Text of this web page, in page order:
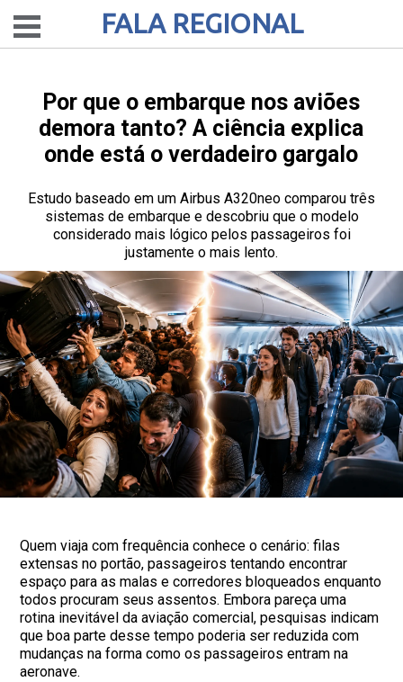
FALA REGIONAL
Por que o embarque nos aviões
demora tanto? A ciência explica
onde está o verdadeiro gargalo
Estudo baseado em um Airbus A320neo comparou três
sistemas de embarque e descobriu que o modelo
considerado mais lógico pelos passageiros foi
justamente o mais lento.
Quem viaja com frequência conhece o cenário: filas
extensas no portão, passageiros tentando encontrar
espaço para as malas e corredores bloqueados enquanto
todos procuram seus assentos. Embora pareça uma
rotina inevitável da aviação comercial, pesquisas indicam
que boa parte desse tempo poderia ser reduzida com
mudanças na forma como os passageiros entram na
aeronave.